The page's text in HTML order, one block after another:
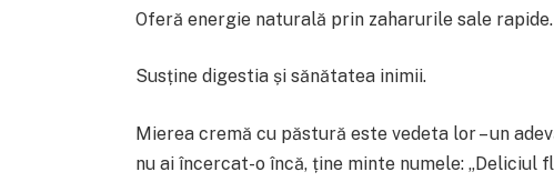
Oferă energie naturală prin zaharurile sale rapide.
Susține digestia și sănătatea inimii.
Mierea cremă cu păstură este vedeta lor – un
nu ai încercat-o încă, ține minte numele: „Deliciul